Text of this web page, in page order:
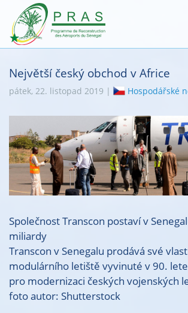
Největší český obchod v Africe
pátek, 22. listopad 2019 | Hospodářské
Společnost Transcon postaví v
miliardy
Transcon v Senegalu prodává své
modulárního letiště vyvinuté v 90.
pro modernizaci českých vojenských
fotoautor: Shutterstock